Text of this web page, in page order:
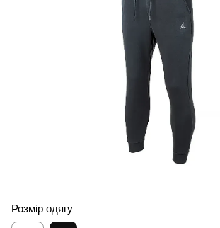
Розмір одягу